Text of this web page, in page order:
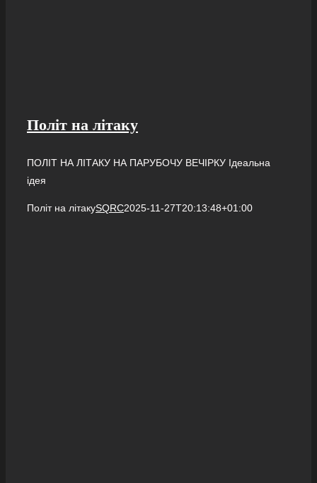
Політ на літаку
ПОЛІТ НА ЛІТАКУ НА ПАРУБОЧУ ВЕЧІРКУ Ідеальна
ідея
Політ на літакуSQRC2025-11-27T20:13:48+01:00